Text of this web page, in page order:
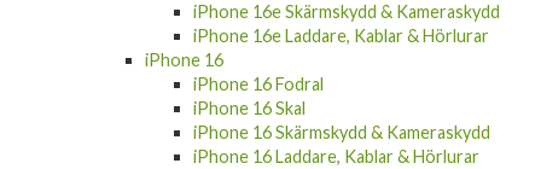
iPhone 16e Skärmskydd & Kameraskydd
iPhone 16e Laddare, Kablar & Hörlurar
iPhone 16
iPhone 16 Fodral
iPhone 16 Skal
iPhone 16 Skärmskydd & Kameraskydd
iPhone 16 Laddare, Kablar & Hörlurar